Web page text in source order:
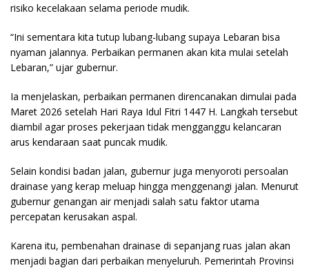
risiko kecelakaan selama periode mudik.
“Ini sementara kita tutup lubang-lubang supaya Lebaran bisa
nyaman jalannya. Perbaikan permanen akan kita mulai setelah
Lebaran,” ujar gubernur.
Ia menjelaskan, perbaikan permanen direncanakan dimulai pada
Maret 2026 setelah Hari Raya Idul Fitri 1447 H. Langkah tersebut
diambil agar proses pekerjaan tidak mengganggu kelancaran
arus kendaraan saat puncak mudik.
Selain kondisi badan jalan, gubernur juga menyoroti persoalan
drainase yang kerap meluap hingga menggenangi jalan. Menurut
gubernur genangan air menjadi salah satu faktor utama
percepatan kerusakan aspal.
Karena itu, pembenahan drainase di sepanjang ruas jalan akan
menjadi bagian dari perbaikan menyeluruh. Pemerintah Provinsi